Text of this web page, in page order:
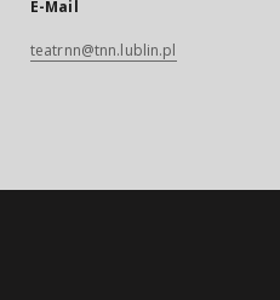
E-Mail
teatrnn@tnn.lublin.pl